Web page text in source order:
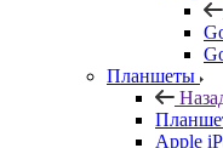
Планшеты
Apple